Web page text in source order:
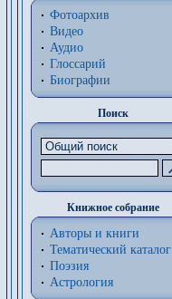
Фотоархив
Видео
Аудио
Глоссарий
Биографии
Поиск
Книжное собрание
Авторы и книги
Тематический каталог
Поэзия
Астрология